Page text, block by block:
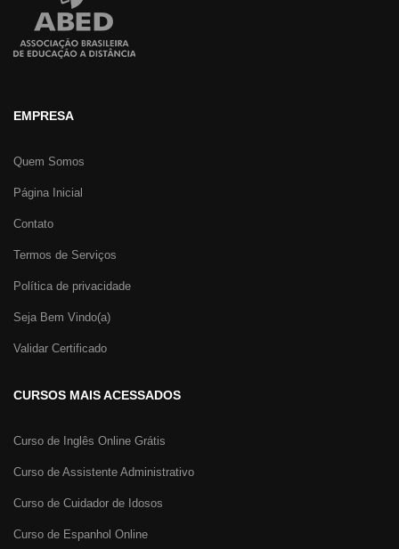
EMPRESA
Quem Somos
Página Inicial
Contato
Termos de Serviços
Política de privacidade
Seja Bem Vindo(a)
Validar Certificado
CURSOS MAIS ACESSADOS
Curso de Inglês Online Grátis
Curso de Assistente Administrativo
Curso de Cuidador de Idosos
Curso de Espanhol Online